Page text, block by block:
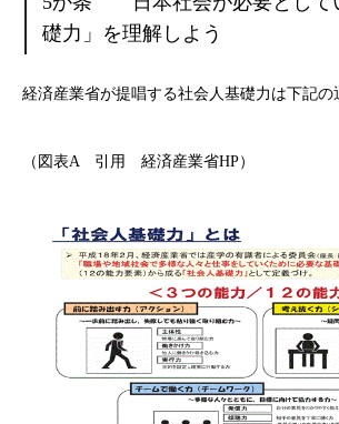
礎力」を理解しよう
経済産業省が提唱する社会人基礎力は下記の
（図表A 引用 経済産業省HP）